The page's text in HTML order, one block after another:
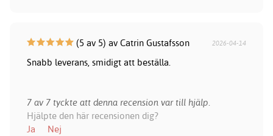
(5 av 5) av Catrin Gustafsson 2026-04-14
Snabb leverans, smidigt att beställa.
7 av 7 tyckte att denna recension var till hjälp.
Hjälpte den här recensionen dig?
Ja
Nej